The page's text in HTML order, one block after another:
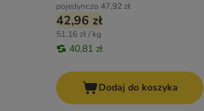
pojedynczo 47,92 zł
42,96 zł
51,16 zł / kg
40,81 zł
Dodaj do koszyka